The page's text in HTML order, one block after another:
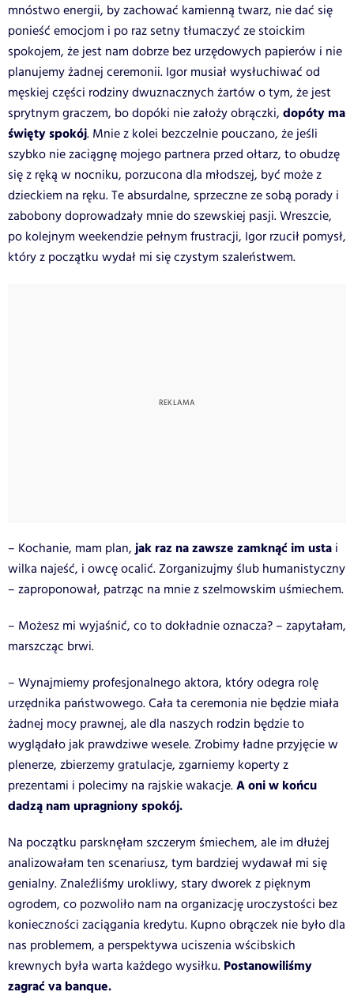
mnóstwo energii, by zachować kamienną twarz, nie dać się
ponieść emocjom i po raz setny tłumaczyć ze stoickim
spokojem, że jest nam dobrze bez urzędowych papierów i nie
planujemy żadnej ceremonii. Igor musiał wysłuchiwać od
męskiej części rodziny dwuznacznych żartów o tym, że jest
sprytnym graczem, bo dopóki nie założy obrączki, dopóty ma
święty spokój. Mnie z kolei bezczelnie pouczano, że jeśli
szybko nie zaciągnę mojego partnera przed ołtarz, to obudzę
się z ręką w nocniku, porzucona dla młodszej, być może z
dzieckiem na ręku. Te absurdalne, sprzeczne ze sobą porady i
zabobony doprowadzały mnie do szewskiej pasji. Wreszcie,
po kolejnym weekendzie pełnym frustracji, Igor rzucił pomysł,
który z początku wydał mi się czystym szaleństwem.
– Kochanie, mam plan,jak raz na zawsze zamknąć im usta i
wilka najeść, i owcę ocalić. Zorganizujmy ślub humanistyczny
– zaproponował, patrząc na mnie z szelmowskim uśmiechem.
– Możesz mi wyjaśnić, co to dokładnie oznacza? – zapytałam,
marszcząc brwi.
– Wynajmiemy profesjonalnego aktora, który odegra rolę
urzędnika państwowego. Cała ta ceremonia nie będzie miała
żadnej mocy prawnej, ale dla naszych rodzin będzie to
wyglądało jak prawdziwe wesele. Zrobimy ładne przyjęcie w
plenerze, zbierzemy gratulacje, zgarniemy koperty z
prezentami i polecimy na rajskie wakacje.A oni w końcu
dadzą nam upragniony spokój.
Na początku parsknęłam szczerym śmiechem, ale im dłużej
analizowałam ten scenariusz, tym bardziej wydawał mi się
genialny. Znaleźliśmy urokliwy, stary dworek z pięknym
ogrodem, co pozwoliło nam na organizację uroczystości bez
konieczności zaciągania kredytu. Kupno obrączek nie było dla
nas problemem, a perspektywa uciszenia wścibskich
krewnych była warta każdego wysiłku. Postanowiliśmy
zagrać va banque.